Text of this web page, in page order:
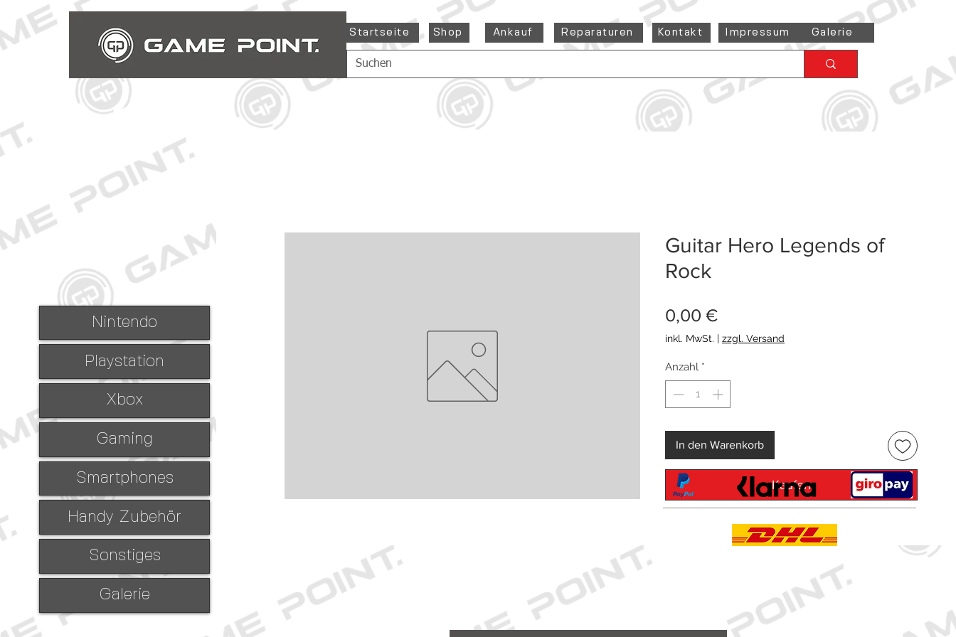
Startseite Shop Ankauf Reparaturen Kontakt Impressum Galerie
Nintendo
Playstation
Xbox
Gaming
Smartphones
Handy Zubehör
Sonstiges
Galerie
Guitar Hero Legends of
Rock
0,00 €Preis
inkl. MwSt. | zzgl. Versand
Anzahl *
In den Warenkorb
Kaufen